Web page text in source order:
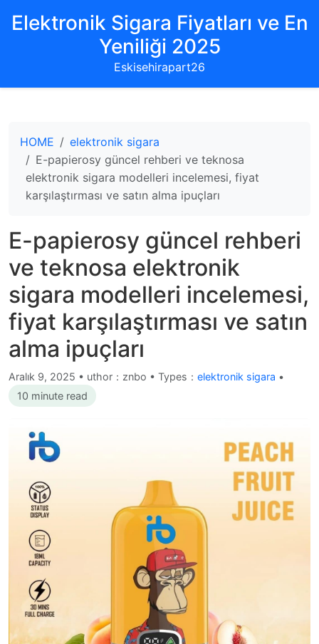
Elektronik Sigara Fiyatları ve En
Yeniliği 2025
Eskisehirapart26
HOME
elektronik sigara
E-papierosy güncel rehberi ve teknosa
elektronik sigara modelleri incelemesi, fiyat
karşılaştırması ve satın alma ipuçları
E-papierosy güncel rehberi
ve teknosa elektronik
sigara modelleri incelemesi,
fiyat karşılaştırması ve satın
alma ipuçları
Aralık 9, 2025 • uthor：znbo • Types： elektronik sigara •
10 minute read